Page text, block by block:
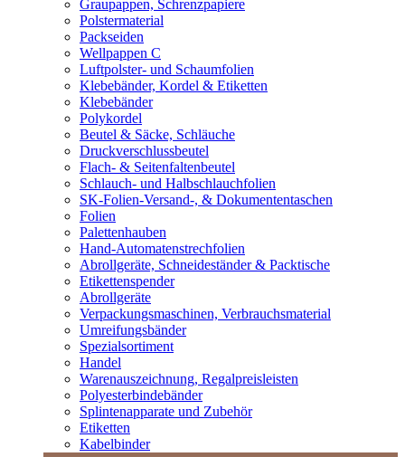
Graupappen, Schrenzpapiere
Polstermaterial
Packseiden
Wellpappen C
Luftpolster- und Schaumfolien
Klebebänder, Kordel & Etiketten
Klebebänder
Polykordel
Beutel & Säcke, Schläuche
Druckverschlussbeutel
Flach- & Seitenfaltenbeutel
Schlauch- und Halbschlauchfolien
SK-Folien-Versand-, & Dokumententaschen
Folien
Palettenhauben
Hand-Automatenstrechfolien
Abrollgeräte, Schneideständer & Packtische
Etikettenspender
Abrollgeräte
Verpackungsmaschinen, Verbrauchsmaterial
Umreifungsbänder
Spezialsortiment
Handel
Warenauszeichnung, Regalpreisleisten
Polyesterbindebänder
Splintenapparate und Zubehör
Etiketten
Kabelbinder